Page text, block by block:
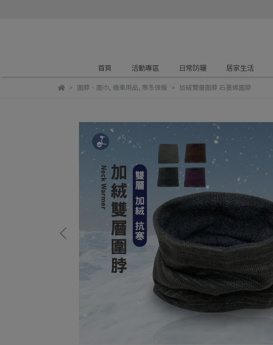
首頁 活動專區 日常防曬 居家生活
圍脖、圍巾, 機車用品, 寒冬保暖 加絨雙層圍脖 石墨烯圍脖